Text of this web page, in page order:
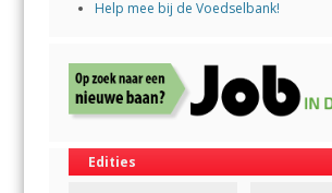
Help mee bij de Voedselbank!
Edities